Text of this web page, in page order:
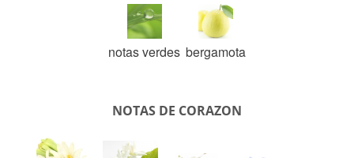
notas verdes bergamota
NOTAS DE CORAZON